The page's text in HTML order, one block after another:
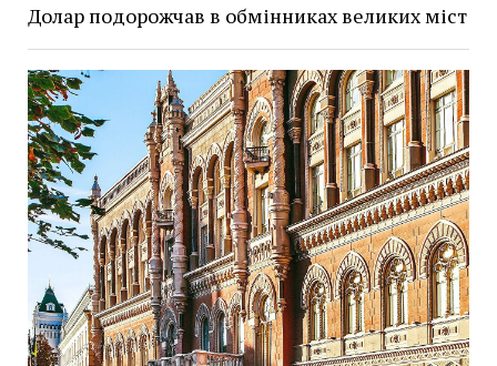
Долар подорожчав в обмінниках великих міст